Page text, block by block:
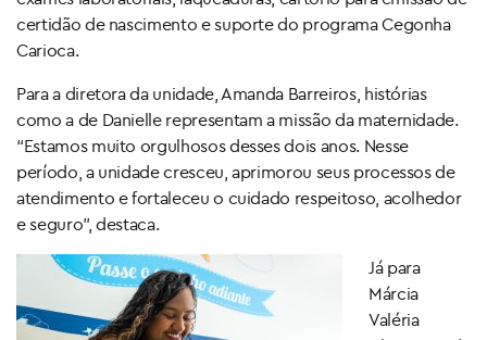
certidão de nascimento e suporte do programa Cegonha
Carioca.
Para a diretora da unidade, Amanda Barreiros, histórias
como a de Danielle representam a missão da maternidade.
“Estamos muito orgulhosos desses dois anos. Nesse
período, a unidade cresceu, aprimorou seus processos de
atendimento e fortaleceu o cuidado respeitoso, acolhedor
e seguro”, destaca.
Já para
Márcia
Valéria